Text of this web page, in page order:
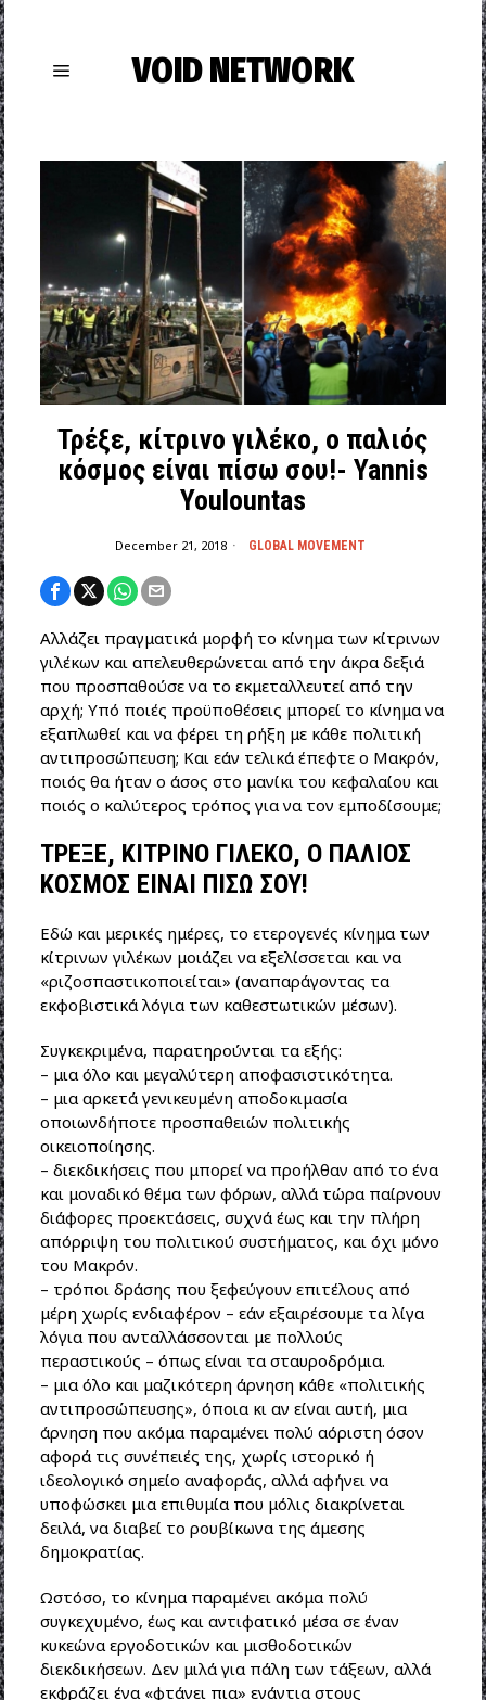
VOID NETWORK
Τρέξε, κίτρινο γιλέκο, ο παλιός
κόσμος είναι πίσω σου!- Yannis
Youlountas
December 21, 2018 GLOBAL MOVEMENT
Αλλάζει πραγματικά μορφή το κίνημα των κίτρινων
γιλέκων και απελευθερώνεται από την άκρα δεξιά
που προσπαθούσε να το εκμεταλλευτεί από την
αρχή; Υπό ποιές προϋποθέσεις μπορεί το κίνημα να
εξαπλωθεί και να φέρει τη ρήξη με κάθε πολιτική
αντιπροσώπευση; Και εάν τελικά έπεφτε ο Μακρόν,
ποιός θα ήταν ο άσος στο μανίκι του κεφαλαίου και
ποιός ο καλύτερος τρόπος για να τον εμποδίσουμε;
ΤΡΕΞΕ, ΚΙΤΡΙΝΟ ΓΙΛΕΚΟ, Ο ΠΑΛΙΟΣ
ΚΟΣΜΟΣ ΕΙΝΑΙ ΠΙΣΩ ΣΟΥ!
Εδώ και μερικές ημέρες, το ετερογενές κίνημα των
κίτρινων γιλέκων μοιάζει να εξελίσσεται και να
«ριζοσπαστικοποιείται» (αναπαράγοντας τα
εκφοβιστικά λόγια των καθεστωτικών μέσων).
Συγκεκριμένα, παρατηρούνται τα εξής:
– μια όλο και μεγαλύτερη αποφασιστικότητα.
– μια αρκετά γενικευμένη αποδοκιμασία
οποιωνδήποτε προσπαθειών πολιτικής
οικειοποίησης.
– διεκδικήσεις που μπορεί να προήλθαν από το ένα
και μοναδικό θέμα των φόρων, αλλά τώρα παίρνουν
διάφορες προεκτάσεις, συχνά έως και την πλήρη
απόρριψη του πολιτικού συστήματος, και όχι μόνο
του Μακρόν.
– τρόποι δράσης που ξεφεύγουν επιτέλους από
μέρη χωρίς ενδιαφέρον – εάν εξαιρέσουμε τα λίγα
λόγια που ανταλλάσσονται με πολλούς
περαστικούς – όπως είναι τα σταυροδρόμια.
– μια όλο και μαζικότερη άρνηση κάθε «πολιτικής
αντιπροσώπευσης», όποια κι αν είναι αυτή, μια
άρνηση που ακόμα παραμένει πολύ αόριστη όσον
αφορά τις συνέπειές της, χωρίς ιστορικό ή
ιδεολογικό σημείο αναφοράς, αλλά αφήνει να
υποφώσκει μια επιθυμία που μόλις διακρίνεται
δειλά, να διαβεί το ρουβίκωνα της άμεσης
δημοκρατίας.
Ωστόσο, το κίνημα παραμένει ακόμα πολύ
συγκεχυμένο, έως και αντιφατικό μέσα σε έναν
κυκεώνα εργοδοτικών και μισθοδοτικών
διεκδικήσεων. Δεν μιλά για πάλη των τάξεων, αλλά
εκφράζει ένα «φτάνει πια» ενάντια στους